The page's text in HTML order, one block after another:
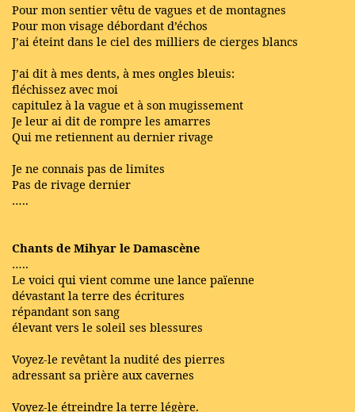
Pour mon sentier vêtu de vagues et de montagnes
Pour mon visage débordant d’échos
J’ai éteint dans le ciel des milliers de cierges blancs
J’ai dit à mes dents, à mes ongles bleuis:
fléchissez avec moi
capitulez à la vague et à son mugissement
Je leur ai dit de rompre les amarres
Qui me retiennent au dernier rivage
Je ne connais pas de limites
Pas de rivage dernier
…..
Chants de Mihyar le Damascène
…..
Le voici qui vient comme une lance païenne
dévastant la terre des écritures
répandant son sang
élevant vers le soleil ses blessures
Voyez-le revêtant la nudité des pierres
adressant sa prière aux cavernes
Voyez-le étreindre la terre légère.